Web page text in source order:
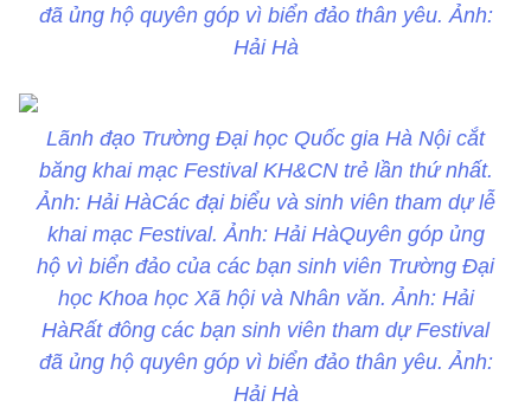
đã ủng hộ quyên góp vì biển đảo thân yêu. Ảnh:
Hải Hà
Lãnh đạo Trường Đại học Quốc gia Hà Nội cắt
băng khai mạc Festival KH&CN trẻ lần thứ nhất.
Ảnh: Hải HàCác đại biểu và sinh viên tham dự lễ
khai mạc Festival. Ảnh: Hải HàQuyên góp ủng
hộ vì biển đảo của các bạn sinh viên Trường Đại
học Khoa học Xã hội và Nhân văn. Ảnh: Hải
HàRất đông các bạn sinh viên tham dự Festival
đã ủng hộ quyên góp vì biển đảo thân yêu. Ảnh:
Hải Hà